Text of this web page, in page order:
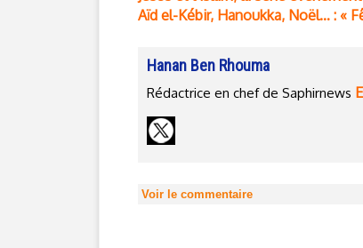
Aïd el-Kébir, Hanoukka, Noël… : «
Hanan Ben Rhouma
Rédactrice en chef de Saphirnews
Voir le commentaire